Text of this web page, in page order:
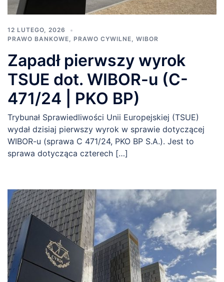
12 LUTEGO, 2026
PRAWO BANKOWE, PRAWO CYWILNE, WIBOR
Zapadł pierwszy wyrok
TSUE dot. WIBOR-u (C-
471/24 | PKO BP)
Trybunał Sprawiedliwości Unii Europejskiej (TSUE)
wydał dzisiaj pierwszy wyrok w sprawie dotyczącej
WIBOR-u (sprawa C 471/24, PKO BP S.A.). Jest to
sprawa dotycząca czterech […]